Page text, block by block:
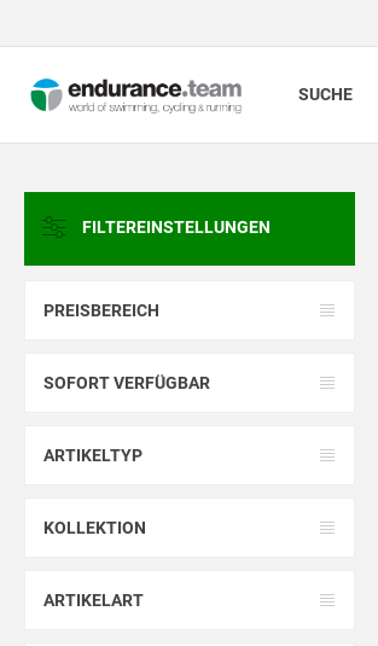
SUCHE
FILTEREINSTELLUNGEN
PREISBEREICH
SOFORT VERFÜGBAR
ARTIKELTYP
KOLLEKTION
ARTIKELART